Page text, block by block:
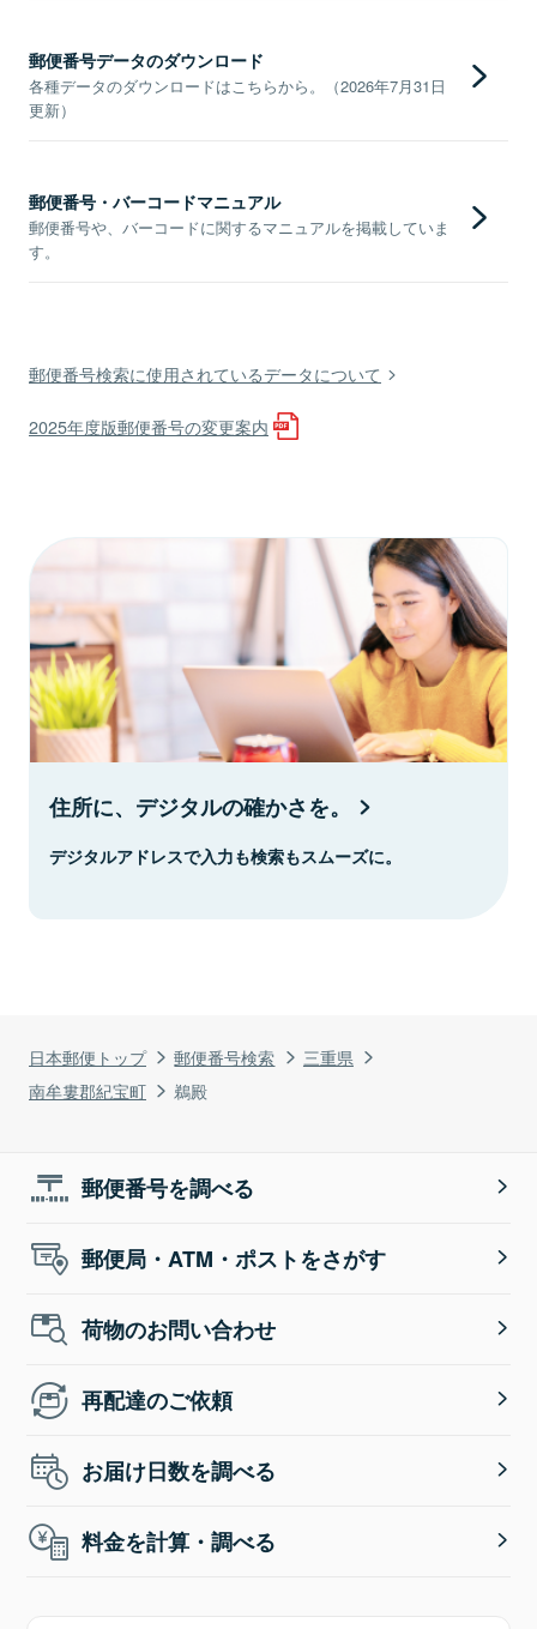
日本郵便トップ 郵便番号検索
三重県
南牟婁郡紀宝町
鵜殿
郵便番号データのダウンロード
各種データのダウンロードはこちらから。（2026年7月31日
更新）
郵便番号・バーコードマニュアル
郵便番号や、バーコードに関するマニュアルを掲載していま
す。
郵便番号検索に使用されているデータについて
2025年度版郵便番号の変更案内
住所に、デジタルの確かさを。
デジタルアドレスで入力も検索もスムーズに。
郵便番号を調べる
郵便局・ATM・ポストをさがす
荷物のお問い合わせ
再配達のご依頼
お届け日数を調べる
料金を計算・調べる